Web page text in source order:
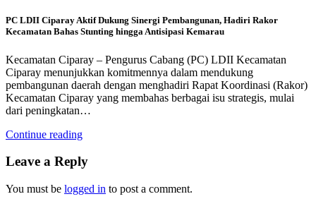
PC LDII Ciparay Aktif Dukung Sinergi Pembangunan, Hadiri Rakor
Kecamatan Bahas Stunting hingga Antisipasi Kemarau
Kecamatan Ciparay – Pengurus Cabang (PC) LDII Kecamatan
Ciparay menunjukkan komitmennya dalam mendukung
pembangunan daerah dengan menghadiri Rapat Koordinasi (Rakor)
Kecamatan Ciparay yang membahas berbagai isu strategis, mulai
dari peningkatan…
Continue reading
Leave a Reply
You must be logged in to post a comment.